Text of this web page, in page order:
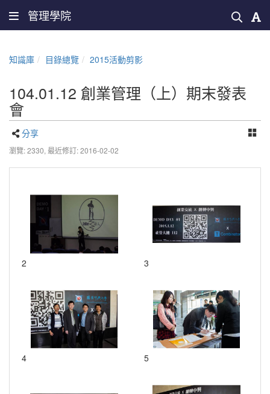
管理學院
知識庫 目錄總覽 2015活動剪影
104.01.12 創業管理（上）期末發表
會
分享
瀏覽: 2330, 最近修訂: 2016-02-02
2 3
4 5